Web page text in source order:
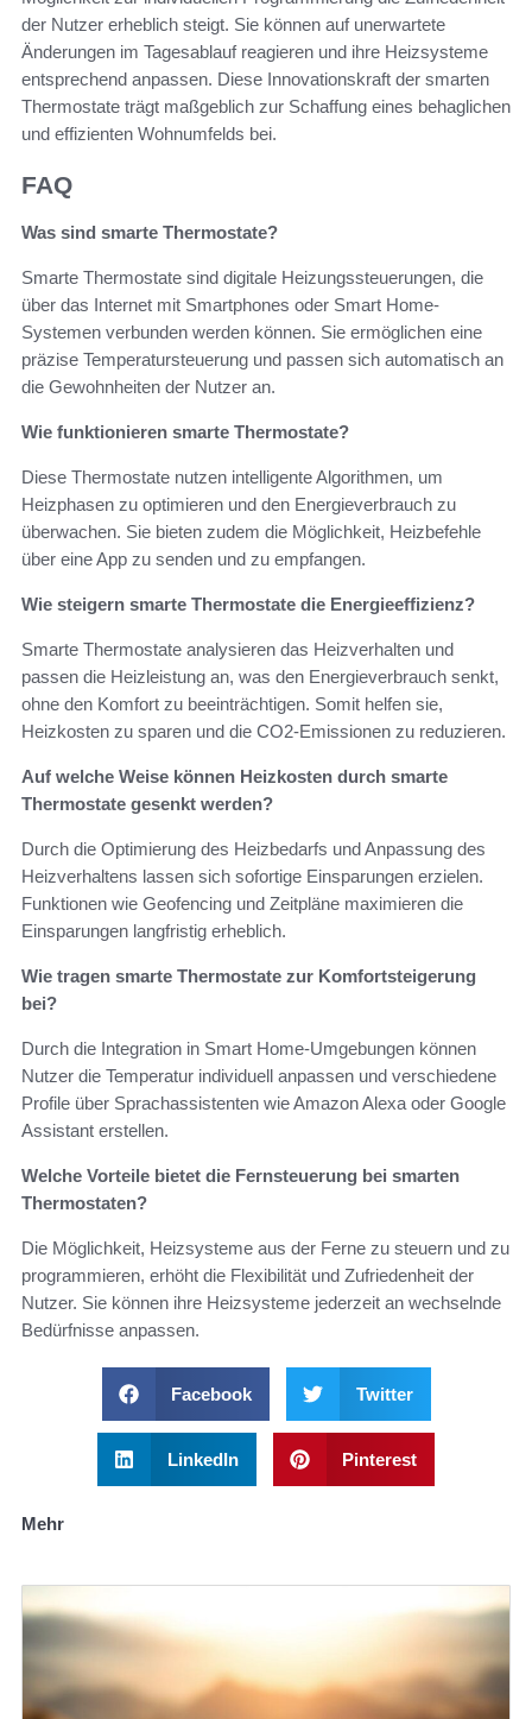
der Nutzer erheblich steigt. Sie können auf unerwartete
Änderungen im Tagesablauf reagieren und ihre Heizsysteme
entsprechend anpassen. Diese Innovationskraft der smarten
Thermostate trägt maßgeblich zur Schaffung eines behaglichen
und effizienten Wohnumfelds bei.
FAQ
Was sind smarte Thermostate?
Smarte Thermostate sind digitale Heizungssteuerungen, die
über das Internet mit Smartphones oder Smart Home-
Systemen verbunden werden können. Sie ermöglichen eine
präzise Temperatursteuerung und passen sich automatisch an
die Gewohnheiten der Nutzer an.
Wie funktionieren smarte Thermostate?
Diese Thermostate nutzen intelligente Algorithmen, um
Heizphasen zu optimieren und den Energieverbrauch zu
überwachen. Sie bieten zudem die Möglichkeit, Heizbefehle
über eine App zu senden und zu empfangen.
Wie steigern smarte Thermostate die Energieeffizienz?
Smarte Thermostate analysieren das Heizverhalten und
passen die Heizleistung an, was den Energieverbrauch senkt,
ohne den Komfort zu beeinträchtigen. Somit helfen sie,
Heizkosten zu sparen und die CO2-Emissionen zu reduzieren.
Auf welche Weise können Heizkosten durch smarte
Thermostate gesenkt werden?
Durch die Optimierung des Heizbedarfs und Anpassung des
Heizverhaltens lassen sich sofortige Einsparungen erzielen.
Funktionen wie Geofencing und Zeitpläne maximieren die
Einsparungen langfristig erheblich.
Wie tragen smarte Thermostate zur Komfortsteigerung
bei?
Durch die Integration in Smart Home-Umgebungen können
Nutzer die Temperatur individuell anpassen und verschiedene
Profile über Sprachassistenten wie Amazon Alexa oder Google
Assistant erstellen.
Welche Vorteile bietet die Fernsteuerung bei smarten
Thermostaten?
Die Möglichkeit, Heizsysteme aus der Ferne zu steuern und zu
programmieren, erhöht die Flexibilität und Zufriedenheit der
Nutzer. Sie können ihre Heizsysteme jederzeit an wechselnde
Bedürfnisse anpassen.
Facebook Twitter
LinkedIn Pinterest
Mehr